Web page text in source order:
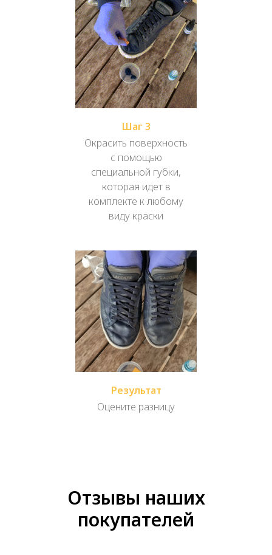
Шаг 3
Окрасить поверхность
с помощью
специальной губки,
которая идет в
комплекте к любому
виду краски
Результат
Оцените разницу
Отзывы наших
покупателей